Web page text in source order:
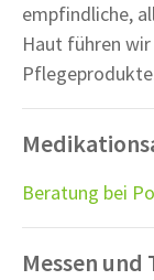
empfindliche,
Haut führen
Beratung bei
Messen und